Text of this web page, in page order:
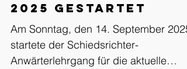
Schiedsrichter-
Anwärterlehrgang
2025 gestartet